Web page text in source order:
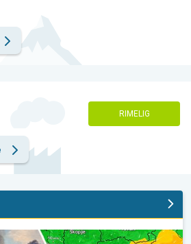
RIMELIG
i Sydøsteuropa. Hed varme og